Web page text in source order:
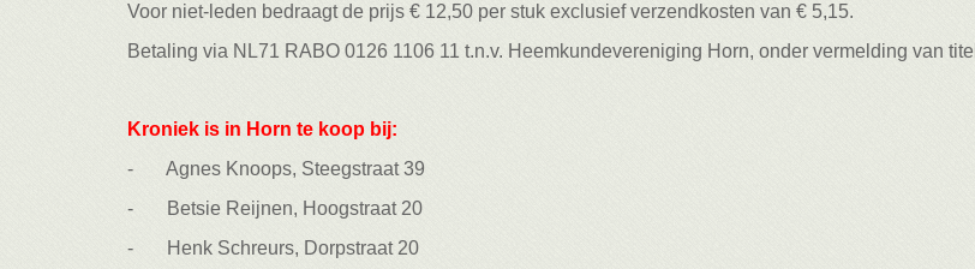
Voor niet-leden bedraagt de prijs € 12,50 per stuk exclusief verzendkosten van € 5,15.
Betaling via NL71 RABO 0126 1106 11 t.n.v. Heemkundevereniging Horn, onder vermelding van
Kroniek is in Horn te koop bij:
- Agnes Knoops, Steegstraat 39
- Betsie Reijnen, Hoogstraat 20
- Henk Schreurs, Dorpstraat 20